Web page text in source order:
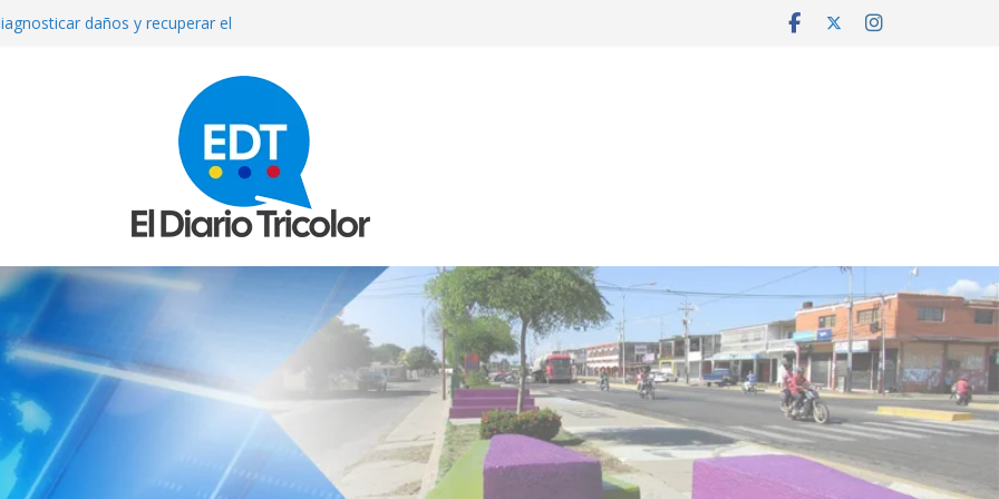
daños y recuperar el
septiembre anuncia el Ministerio
asesinada de un disparo durante
Valeria Márquez: detienen a
del crimen y surgen nuevos